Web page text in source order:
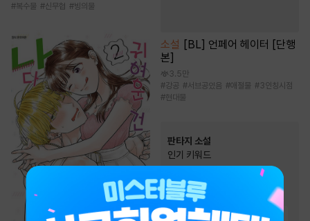
#복수물 #신무협 #빙의물
소설 [BL] 언페어 헤이터 [단행
본]
3.5만
#강공 #서브공있음 #애절물 #3인칭시점
#현대물
판타지 소설
인기 키워드
#스포츠물
경영/기업
#차원이동물
#복수물 # 빙의물 #전쟁물